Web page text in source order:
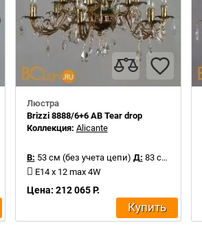
Люстра
Brizzi 8888/6+6 AB Tear drop
Коллекция: Alicante
В: 53 см (без учета цепи) Д: 83 см
E14 x 12 max 4W
Цена: 212 065 Р.
Купить